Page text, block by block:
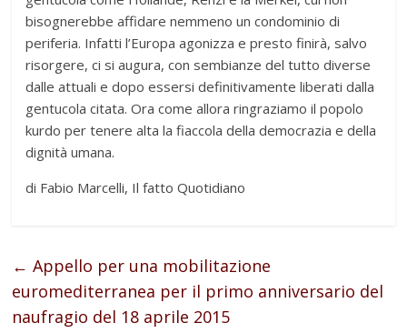
bisognerebbe affidare nemmeno un condominio di
periferia. Infatti l’Europa agonizza e presto finirà, salvo
risorgere, ci si augura, con sembianze del tutto diverse
dalle attuali e dopo essersi definitivamente liberati dalla
gentucola citata. Ora come allora ringraziamo il popolo
kurdo per tenere alta la fiaccola della democrazia e della
dignità umana.
di Fabio Marcelli, Il fatto Quotidiano
← Appello per una mobilitazione
euromediterranea per il primo anniversario del
naufragio del 18 aprile 2015